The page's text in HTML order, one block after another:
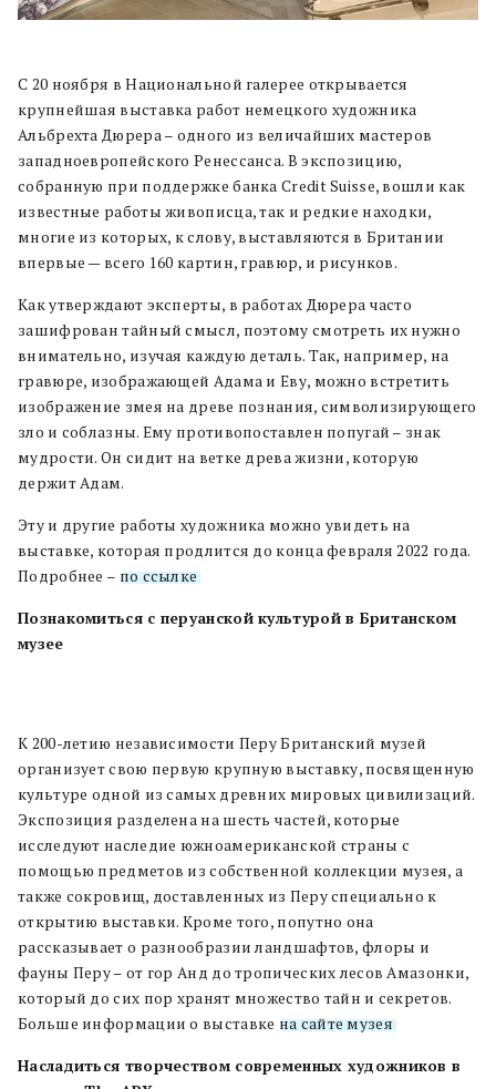
С 20 ноября в Национальной галерее открывается
крупнейшая выставка работ немецкого художника
Альбрехта Дюрера – одного из величайших мастеров
западноевропейского Ренессанса. В экспозицию,
собранную при поддержке банка Credit Suisse, вошли как
известные работы живописца, так и редкие находки,
многие из которых, к слову, выставляются в Британии
впервые — всего 160 картин, гравюр, и рисунков.
Как утверждают эксперты, в работах Дюрера часто
зашифрован тайный смысл, поэтому смотреть их нужно
внимательно, изучая каждую деталь. Так, например, на
гравюре, изображающей Адама и Еву, можно встретить
изображение змея на древе познания, символизирующего
зло и соблазны. Ему противопоставлен попугай – знак
мудрости. Он сидит на ветке древа жизни, которую
держит Адам.
Эту и другие работы художника можно увидеть на
выставке, которая продлится до конца февраля 2022 года.
Подробнее – по ссылке.
Познакомиться с перуанской культурой в Британском
музее
К 200-летию независимости Перу Британский музей
организует свою первую крупную выставку, посвященную
культуре одной из самых древних мировых цивилизаций.
Экспозиция разделена на шесть частей, которые
исследуют наследие южноамериканской страны с
помощью предметов из собственной коллекции музея, а
также сокровищ, доставленных из Перу специально к
открытию выставки. Кроме того, попутно она
рассказывает о разнообразии ландшафтов, флоры и
фауны Перу – от гор Анд до тропических лесов Амазонки,
который до сих пор хранят множество тайн и секретов.
Больше информации о выставке на сайте музея.
Насладиться творчеством современных художников в